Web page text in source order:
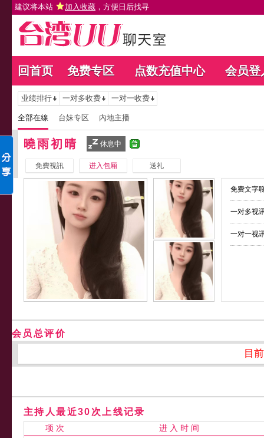
建议将本站 加入收藏 ，方便日后找寻
回首页 免费专区 点数充值中心 会员登
业绩排行 一对多收费 一对一收费
全部在線 台妹专区 內地主播
曉雨初晴 休息中
免費視訊 进入包厢 送礼
免费文字
一对多视
一对一视
会员总评价
目
主持人最近30次上线记录
项 次 进 入 时 间